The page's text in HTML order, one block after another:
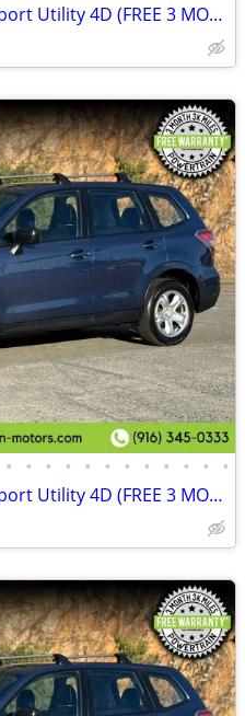
2014 Subaru Forester 2.5i Sport Utility 4D (FREE 3 MONTH WARRANTY)
• • • • • • • • • • • •
2014 Subaru Forester 2.5i Sport Utility 4D (FREE 3 MONTH WARRANTY)